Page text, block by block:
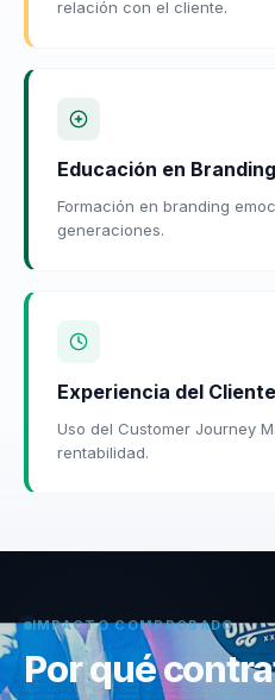
relación con el cliente.
Educación en Branding
Formación en branding
generaciones.
Experiencia del Cliente
Uso del Customer Journey
rentabilidad.
IMPACTO COMPROBADO
Por qué